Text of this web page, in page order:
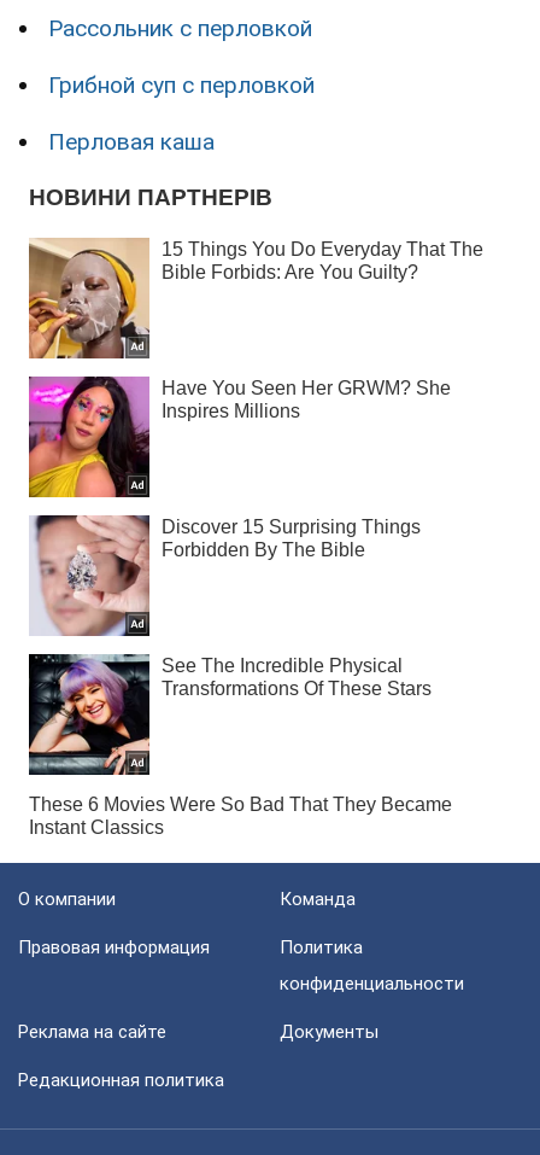
Рассольник с перловкой
Грибной суп с перловкой
Перловая каша
О компании Команда
Правовая информация
Политика
конфиденциальности
Реклама на сайте Документы
Редакционная политика